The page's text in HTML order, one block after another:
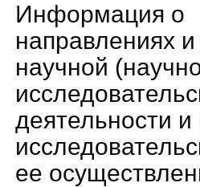
Информация о
направлениях и
научной
деятельности и
ее